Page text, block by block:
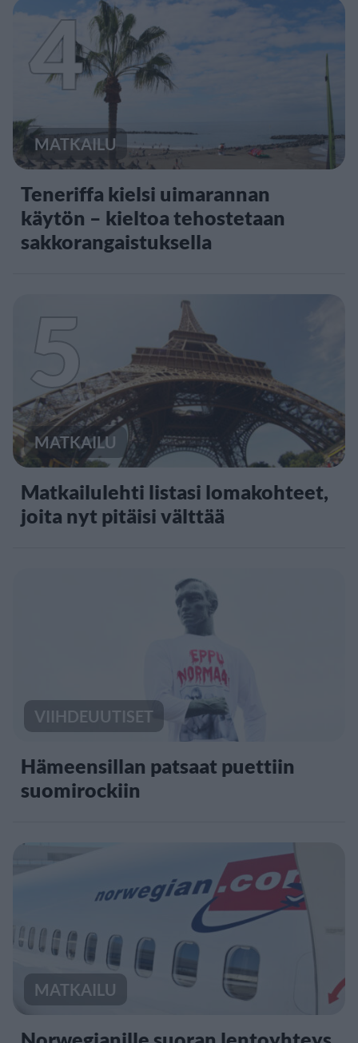
4
MATKAILU
Teneriffa kielsi uimarannan
käytön – kieltoa tehostetaan
sakkorangaistuksella
5
MATKAILU
Matkailulehti listasi lomakohteet,
joita nyt pitäisi välttää
VIIHDEUUTISET
Hämeensillan patsaat puettiin
suomirockiin
MATKAILU